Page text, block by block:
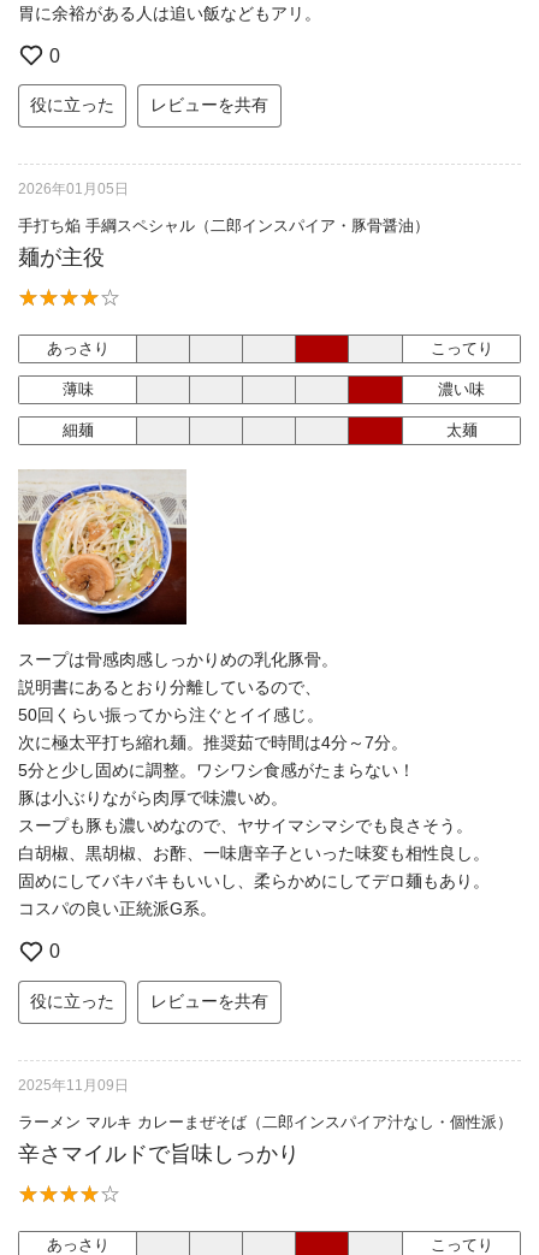
胃に余裕がある人は追い飯などもアリ。
0
役に立った レビューを共有
2026年01月05日
手打ち焔 手綱スペシャル（二郎インスパイア・豚骨醤油）
麺が主役
あっさり こってり
薄味 濃い味
細麺 太麺
スープは骨感肉感しっかりめの乳化豚骨。
説明書にあるとおり分離しているので、
50回くらい振ってから注ぐとイイ感じ。
次に極太平打ち縮れ麺。推奨茹で時間は4分～7分。
5分と少し固めに調整。ワシワシ食感がたまらない！
豚は小ぶりながら肉厚で味濃いめ。
スープも豚も濃いめなので、ヤサイマシマシでも良さそう。
白胡椒、黒胡椒、お酢、一味唐辛子といった味変も相性良し。
固めにしてバキバキもいいし、柔らかめにしてデロ麺もあり。
コスパの良い正統派G系。
0
役に立った レビューを共有
2025年11月09日
ラーメン マルキ カレーまぜそば（二郎インスパイア汁なし・個性派）
辛さマイルドで旨味しっかり
あっさり こってり